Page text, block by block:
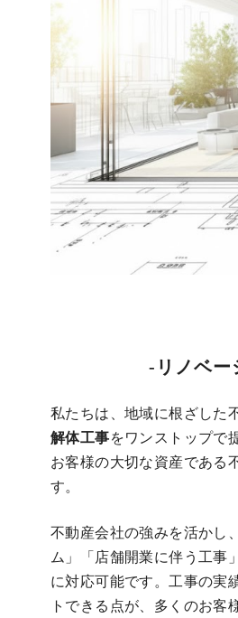
-リノベー
私たちは、地域に根ざした
解体工事をワンストップで
お客様の大切な資産である
す。
不動産会社の強みを活かし
ム」「店舗開業に伴う工事
に対応可能です。工事の実
トできる点が、多くのお客